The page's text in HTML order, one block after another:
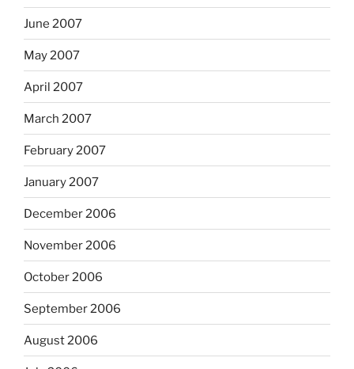
June 2007
May 2007
April 2007
March 2007
February 2007
January 2007
December 2006
November 2006
October 2006
September 2006
August 2006